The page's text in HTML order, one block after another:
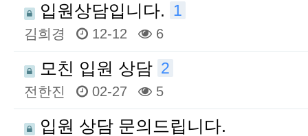
입원상담입니다. 1
김희경 12-12 6
모친 입원 상담 2
전한진 02-27 5
입원 상담 문의드립니다.